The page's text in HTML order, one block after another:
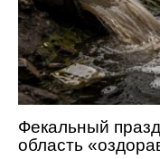
Фекальный
область